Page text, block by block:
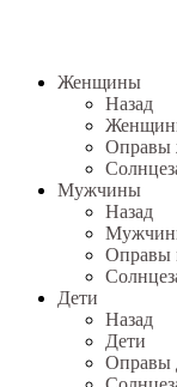
Женщины
Назад
Оправы
Мужчины
Назад
Оправы
Дети
Назад
Дети
Оправы